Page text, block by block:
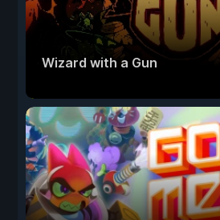
Wizard with a Gun